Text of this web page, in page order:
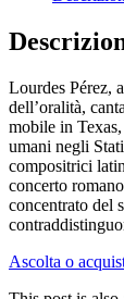
quantità
Lourdes Pérez,
dell’oralità,
mobile in
umani negli
compositrici
concerto
concentrato del
Ascolta o